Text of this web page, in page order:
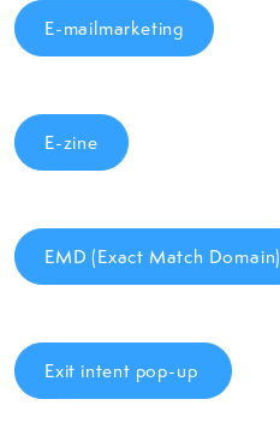
E-mailmarketing
E-zine
EMD (Exact Match Domain)
Exit intent pop-up